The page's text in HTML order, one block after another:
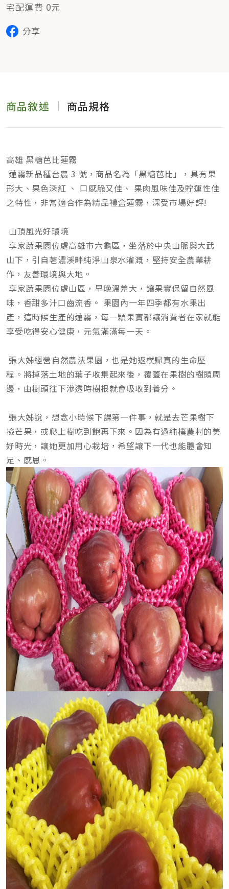
宅配運費 0元
分享
商品敘述 商品規格
高雄 黑糖芭比蓮霧
蓮霧新品種台農 3 號，商品名為「黑糖芭比」，具有果
形大、果色深紅 、 口感脆又佳、 果肉風味佳及貯運性佳
之特性，非常適合作為精品禮盒蓮霧，深受市場好評!
山頂風光好環境
享家蔬果園位處高雄市六龜區，坐落於中央山脈與大武
山下，引自荖濃溪畔純淨山泉水灌溉，堅持安全農業耕
作，友善環境與大地。
享家蔬果園位處山區，早晚溫差大，讓果實保留自然風
味，香甜多汁口齒流香。 果園內一年四季都有水果出
產，這時候生產的蓮霧，每一顆果實都讓消費者在家就能
享受吃得安心健康，元氣滿滿每一天。
張大姊經營自然農法果園，也是她返樸歸真的生命歷
程。將掉落土地的葉子收集起來後，覆蓋在果樹的樹頭周
邊，由樹頭往下滲透時樹根就會吸收到養分。
張大姊說，想念小時候下課第一件事，就是去芒果樹下
撿芒果，或爬上樹吃到飽再下來。因為有過純樸農村的美
好時光，讓她更加用心栽培，希望讓下一代也能體會知
足、感恩。